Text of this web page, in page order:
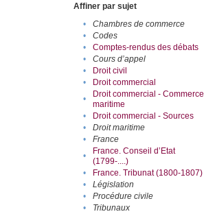
Affiner par sujet
•
Chambres de commerce
•
Codes
•
Comptes-rendus des débats
•
Cours d’appel
•
Droit civil
•
Droit commercial
•
Droit commercial - Commerce
maritime
• Droit commercial - Sources
•
Droit maritime
•
France
•
France. Conseil d’Etat
(1799-....)
• France. Tribunat (1800-1807)
•
Législation
•
Procédure civile
•
Tribunaux